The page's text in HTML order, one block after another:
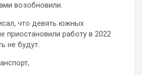
возобновили.
что девять южных
приостановили работу в 2022
не будут.